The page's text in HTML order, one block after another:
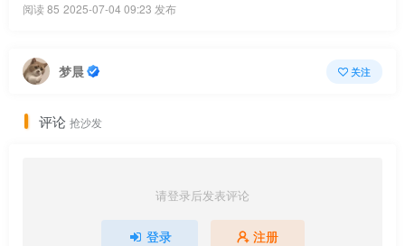
阅读 85 2025-07-04 09:23 发布
梦晨 关注
评论 抢沙发
请登录后发表评论
登录 注册